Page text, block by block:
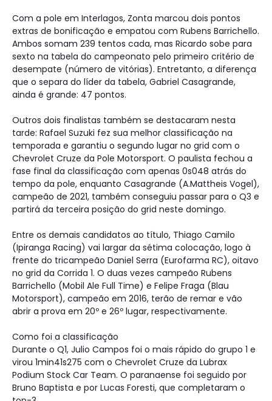
Com a pole em Interlagos, Zonta marcou dois pontos
extras de bonificação e empatou com Rubens Barrichello.
Ambos somam 239 tentos cada, mas Ricardo sobe para
sexto na tabela do campeonato pelo primeiro critério de
desempate (número de vitórias). Entretanto, a diferença
que o separa do líder da tabela, Gabriel Casagrande,
ainda é grande: 47 pontos.
Outros dois finalistas também se destacaram nesta
tarde: Rafael Suzuki fez sua melhor classificação na
temporada e garantiu o segundo lugar no grid com o
Chevrolet Cruze da Pole Motorsport. O paulista fechou a
fase final da classificação com apenas 0s048 atrás do
tempo da pole, enquanto Casagrande (A.Mattheis Vogel),
campeão de 2021, também conseguiu passar para o Q3 e
partirá da terceira posição do grid neste domingo.
Entre os demais candidatos ao título, Thiago Camilo
(Ipiranga Racing) vai largar da sétima colocação, logo à
frente do tricampeão Daniel Serra (Eurofarma RC), oitavo
no grid da Corrida 1. O duas vezes campeão Rubens
Barrichello (Mobil Ale Full Time) e Felipe Fraga (Blau
Motorsport), campeão em 2016, terão de remar e vão
abrir a prova em 20º e 26º lugar, respectivamente.
Como foi a classificação
Durante o Q1, Julio Campos foi o mais rápido do grupo 1 e
virou 1min41s275 com o Chevrolet Cruze da Lubrax
Podium Stock Car Team. O paranaense foi seguido por
Bruno Baptista e por Lucas Foresti, que completaram o